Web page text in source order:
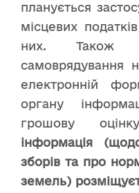
планується
місцевих
них. Також
самоврядування
електронній
органу
грошову
інформація
зборів та про
земель)